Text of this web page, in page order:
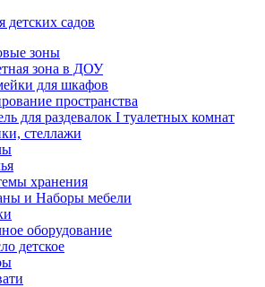
детских садов
зоны
зона в ДОУ
для шкафов
пространства
для раздевалок I туалетных комнат
стеллажи
хранения
и Наборы мебели
оборудование
детское